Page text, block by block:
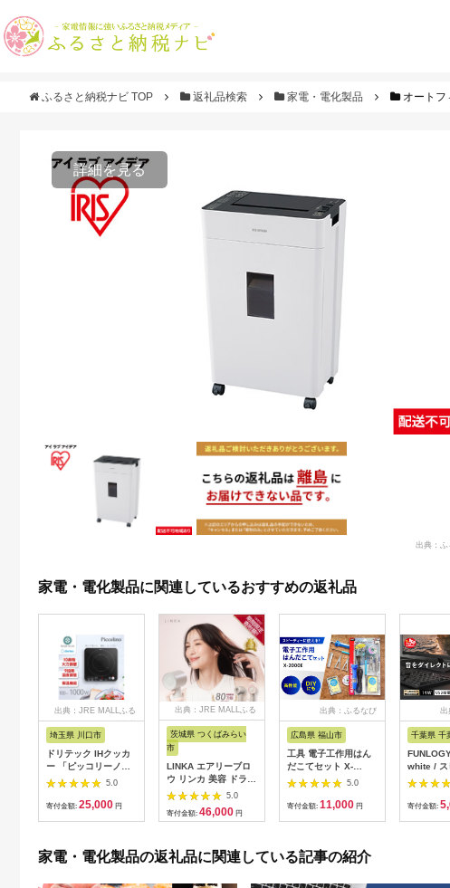
ふるさと納税ナビ TOP 返礼品検索 家電・電化製品 オートフ
詳細を見る
出典：ふ
家電・電化製品に関連しているおすすめの返礼品
出典：JRE MALLふる
さと納税
埼玉県 川口市
ドリテック IHクッカ
ー 「ピッコリーノ」
ブラック DI-
217BK【1642626】
5.0
寄付金額: 25,000 円
出典：JRE MALLふる
さと納税
茨城県 つくばみらい
市
LINKA エアリーブロ
ウ リンカ 美容 ドライ
ヤー ヘアケア 髪 エス
テ ギフト ラッピング
贈呈品 プレゼント 母
5.0
寄付金額: 46,000 円
出典：ふるなび
広島県 福山市
工具 電子工作用はん
だこてセット X-
2000E[BAEG004]工
5.0
寄付金額: 11,000 円
出
千葉県 千
white / ス
14W出力
低音 大音
ア
寄付金額:
家電・電化製品の返礼品に関連している記事の紹介